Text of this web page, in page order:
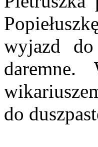
wyjazd
do